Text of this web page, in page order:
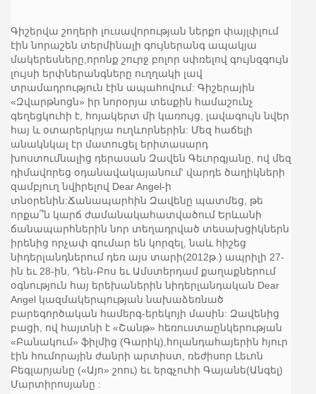
Գիշերվա շողերի լուսավորության ներքո փայլփլում
էին նորաշեն տերմինալի գույներանգ ապակյա
մակերեսները,որոնք շուրջ բոլոր սփռելով գույնզգույն
լույսի երփներանգները ուղղակի լավ
տրամադրություն էին ապահովում: Գիշերային
«Զվարթնոցն» իր նորօրյա տեսքին համաշունչ
գեղեցկուհի է, հոյակերտ մի կառույց, լավագույն նվեր
հայ և օտարերկրյա ուղևորներին: Մեզ հաճելի
անակնկալ էր մատուցել երիտասարդ
խոստումնալից դերասան Զավեն Գեւորգյանը, ով մեզ
դիմավորեց օդանավակայանում' վարդե ծաղիկների
զամբյուղ նվիրելով Dear Angel-ի
տնօրենին:Ճանապարհին Զավենը պատմեց, թե
որքա՞ն կարճ ժամանակահատվածում Երևանի
ճանապարհներին նոր տեղադրված տեսախցիկներն
իրենից որչափ գումար են կորզել, նաև հիշեց
նիդերլանդներում դեռ այս տարի(2012թ.) ապրիլի 27-
ին եւ 28-ին, Դեն-Բոս եւ Ամստերդամ քաղաքներում
օգնություն հայ երեխաներին նիդերլանդական Dear
Angel կազմակերպության նախաձեռնած
բարեգործական համերգ-երեկոյի մասին: Զավենից
բացի, ով հայտնի է «Շանթ» հեռուստաընկերության
«Բանակում» ֆիլմից (Գարիկ),հոլանդահայերին հյուր
էին հումորային ժանրի արտիստ, ռեժիսոր Լեւոն
Բեգլարյանը («Այո» շոու) եւ երգչուհի Գայանե(Անգել)
Մարտիրոսյանը :